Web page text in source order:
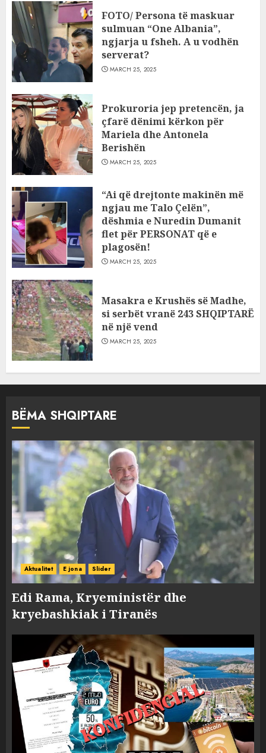
FOTO/ Persona të maskuar
sulmuan “One Albania”,
ngjarja u fsheh. A u vodhën
serverat?
MARCH 25, 2025
Prokuroria jep pretencën, ja
çfarë dënimi kërkon për
Mariela dhe Antonela
Berishën
MARCH 25, 2025
“Ai që drejtonte makinën më
ngjau me Talo Çelën”,
dëshmia e Nuredin Dumanit
flet për PERSONAT që e
plagosën!
MARCH 25, 2025
Masakra e Krushës së Madhe,
si serbët vranë 243 SHQIPTARË
në një vend
MARCH 25, 2025
BËMA SHQIPTARE
Aktualitet E jona Slider
Edi Rama, Kryeministër dhe
kryebashkiak i Tiranës